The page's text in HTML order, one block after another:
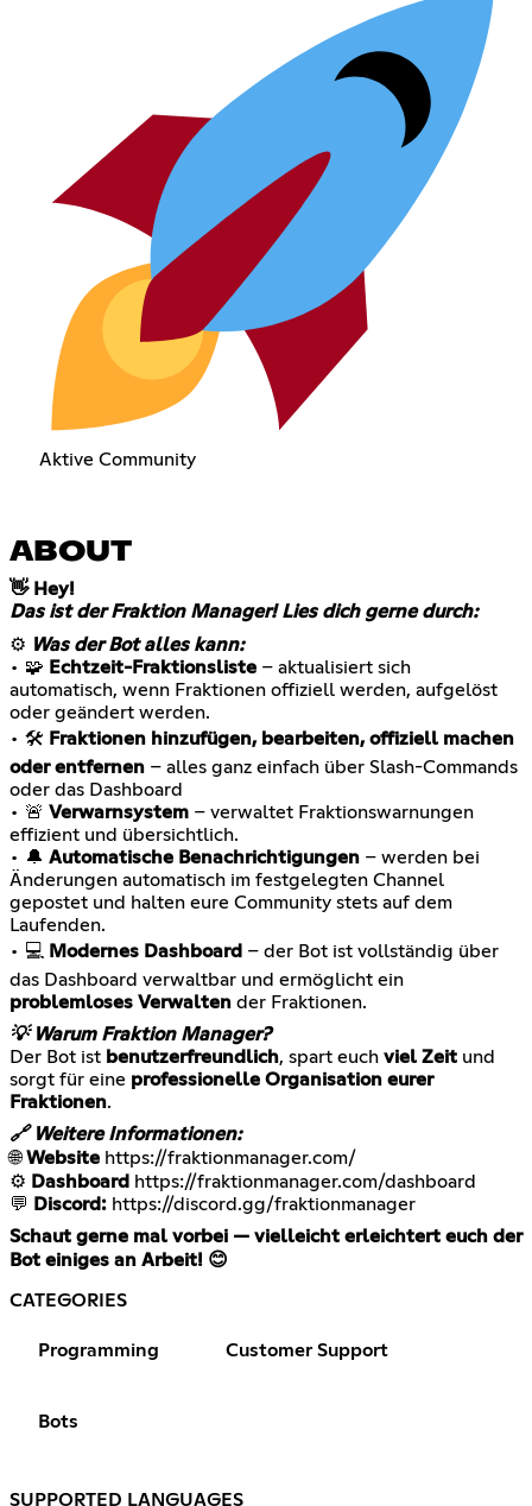
Aktive Community
ABOUT
👋 Hey!
Das ist der Fraktion Manager! Lies dich gerne durch:
⚙️
Was der Bot alles kann:
• 🧩 Echtzeit-Fraktionsliste – aktualisiert sich
automatisch, wenn Fraktionen offiziell werden, aufgelöst
oder geändert werden.
• 🛠️ Fraktionen hinzufügen, bearbeiten, offiziell machen
oder entfernen – alles ganz einfach über Slash-Commands
oder das Dashboard
• 🚨 Verwarnsystem – verwaltet Fraktionswarnungen
effizient und übersichtlich.
• 🔔 Automatische Benachrichtigungen – werden bei
Änderungen automatisch im festgelegten Channel
gepostet und halten eure Community stets auf dem
Laufenden.
• 💻 Modernes Dashboard – der Bot ist vollständig über
das Dashboard verwaltbar und ermöglicht ein
problemloses Verwalten der Fraktionen.
💡 Warum Fraktion Manager?
Der Bot ist benutzerfreundlich, spart euch viel Zeit und
sorgt für eine professionelle Organisation eurer
Fraktionen.
🔗 Weitere Informationen:
🌐Website https://fraktionmanager.com/
⚙️ Dashboard https://fraktionmanager.com/dashboard
💬
Discord: https://discord.gg/fraktionmanager
Schaut gerne mal vorbei — vielleicht erleichtert euch der
Bot einiges an Arbeit! 😊
CATEGORIES
Programming Customer Support
Bots
SUPPORTED LANGUAGES